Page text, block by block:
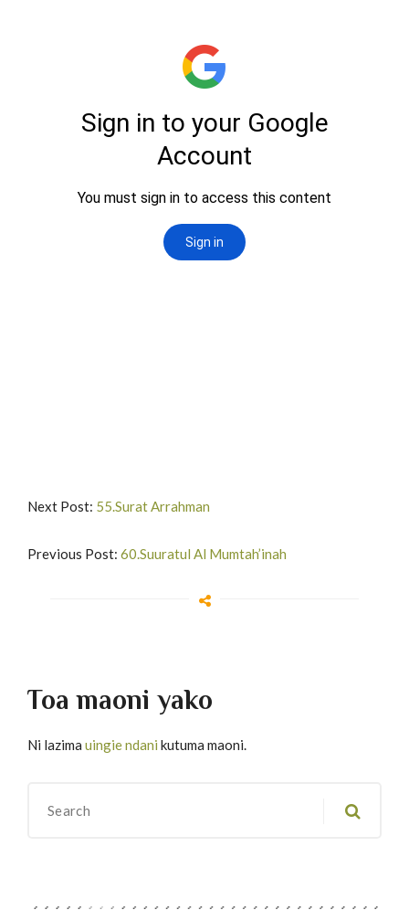
Next Post: 55.Surat Arrahman
Previous Post: 60.Suuratul Al Mumtah’inah
Toa maoni yako
Ni lazima uingie ndani kutuma maoni.